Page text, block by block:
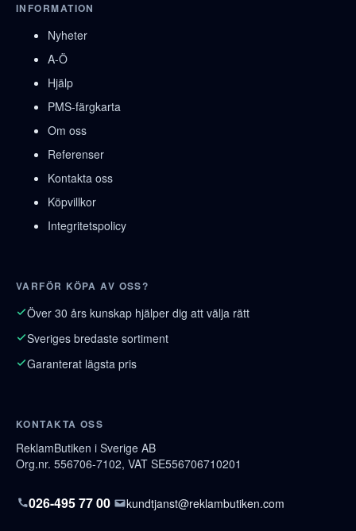
INFORMATION
Nyheter
A-Ö
Hjälp
PMS-färgkarta
Om oss
Referenser
Kontakta oss
Köpvillkor
Integritetspolicy
VARFÖR KÖPA AV OSS?
Över 30 års kunskap hjälper dig att välja rätt
Sveriges bredaste sortiment
Garanterat lägsta pris
KONTAKTA OSS
ReklamButiken i Sverige AB
Org.nr. 556706-7102, VAT SE556706710201
026-495 77 00 kundtjanst@reklambutiken.com